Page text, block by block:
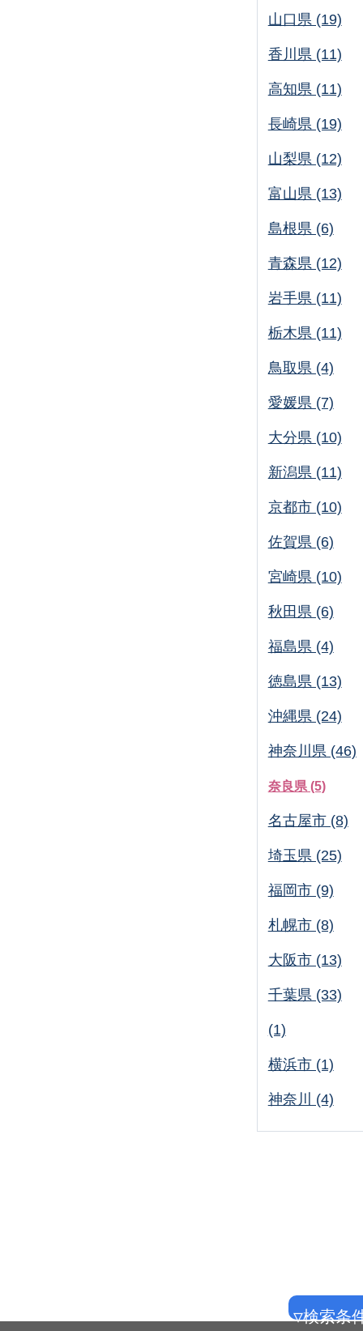
山口県 (19)
香川県 (11)
高知県 (11)
長崎県 (19)
山梨県 (12)
富山県 (13)
島根県 (6)
青森県 (12)
岩手県 (11)
栃木県 (11)
鳥取県 (4)
愛媛県 (7)
大分県 (10)
新潟県 (11)
京都市 (10)
佐賀県 (6)
宮崎県 (10)
秋田県 (6)
福島県 (4)
徳島県 (13)
沖縄県 (24)
神奈川県 (46)
奈良県 (5)
名古屋市 (8)
埼玉県 (25)
福岡市 (9)
札幌市 (8)
大阪市 (13)
千葉県 (33)
(1)
横浜市 (1)
神奈川 (4)
▽検索条